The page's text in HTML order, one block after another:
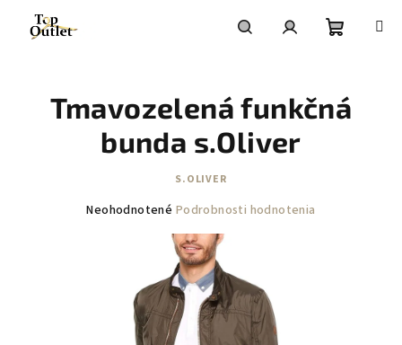
obsah
košík
Tmavozelená funkčná
bunda s.Oliver
S.OLIVER
Priemerné
hviezdičiek.
Neohodnotené Podrobnosti hodnotenia